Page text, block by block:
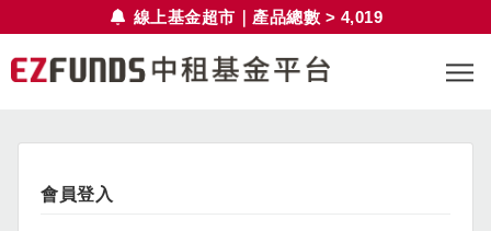
線上基金超市｜產品總數 > 4,019
會員登入